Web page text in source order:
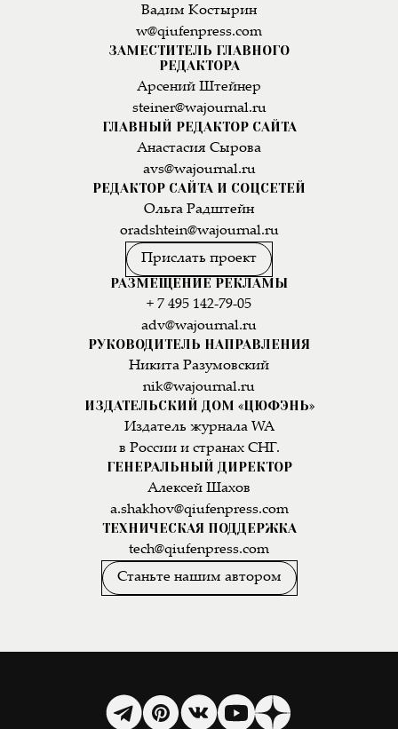
Вадим Костырин
w@qiufenpress.com
ЗАМЕСТИТЕЛЬ ГЛАВНОГО
РЕДАКТОРА
Арсений Штейнер
steiner@wajournal.ru
ГЛАВНЫЙ РЕДАКТОР САЙТА
Анастасия Сырова
avs@wajournal.ru
РЕДАКТОР САЙТА И СОЦСЕТЕЙ
Ольга Радштейн
oradshtein@wajournal.ru
Прислать проект
РАЗМЕЩЕНИЕ РЕКЛАМЫ
+ 7 495 142-79-05
adv@wajournal.ru
РУКОВОДИТЕЛЬ НАПРАВЛЕНИЯ
Никита Разумовский
nik@wajournal.ru
ИЗДАТЕЛЬСКИЙ ДОМ «ЦЮФЭНЬ»
Издатель журнала WA
в России и странах СНГ.
ГЕНЕРАЛЬНЫЙ ДИРЕКТОР
Алексей Шахов
a.shakhov@qiufenpress.com
ТЕХНИЧЕСКАЯ ПОДДЕРЖКА
tech@qiufenpress.com
Станьте нашим автором